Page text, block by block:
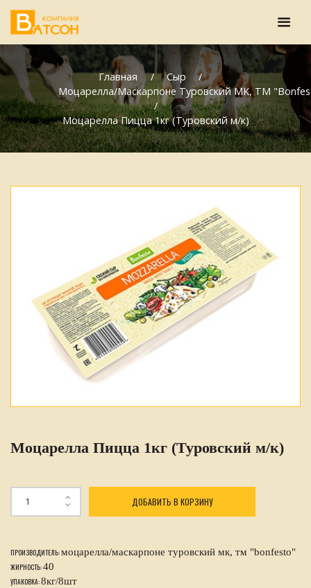
Главная
Сыр
Моцарелла/Маскарпоне Туровский МК, ТМ
Моцарелла Пицца 1кг (Туровский м/к)
Моцарелла Пицца 1кг (Туровский м/к)
ДОБАВИТЬ В КОРЗИНУ
ПРОИЗВОДИТЕЛЬ:моцарелла/маскарпоне туровский мк, тм "bonfesto"
ЖИРНОСТЬ:40
УПАКОВКА:8кг/8шт